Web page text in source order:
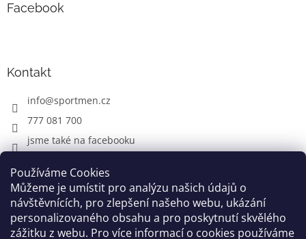
Používáme Cookies
Můžeme je umístit pro analýzu našich údajů o
návštěvnících, pro zlepšení našeho webu, ukázání
personalizovaného obsahu a pro poskytnutí skvělého
zážitku z webu. Pro více informací o cookies používáme
Facebook
Kontakt
info@sportmen.cz
777 081 700
jsme také na facebooku
CYKLO OBLEČENÍ